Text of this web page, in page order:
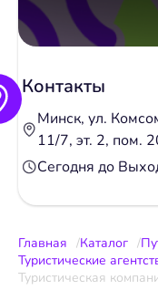
Контакты
Минск, ул.
11/7, эт. 2, пом.
Сегодня до
Главная Каталог
Туристические
Туристическая